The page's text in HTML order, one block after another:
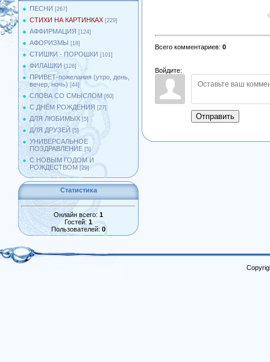
ПЕСНИ [267]
СТИХИ НА КАРТИНКАХ [229]
АФФИРМАЦИЯ [124]
АФОРИЗМЫ [18]
СТИШКИ - ПОРОШКИ [101]
ФИЛАШКИ [126]
ПРИВЕТ-пожелания (утро, день,
вечер, ночь) [44]
СЛОВА СО СМЫСЛОМ [60]
С ДНЁМ РОЖДЕНИЯ [27]
ДЛЯ ЛЮБИМЫХ [5]
ДЛЯ ДРУЗЕЙ [5]
УНИВЕРСАЛЬНОЕ
ПОЗДРАВЛЕНИЕ [5]
С НОВЫМ ГОДОМ И
РОЖДЕСТВОМ [29]
Статистика
Онлайн всего: 1
Гостей: 1
Пользователей: 0
Всего комментариев: 0
Войдите:
Отправить